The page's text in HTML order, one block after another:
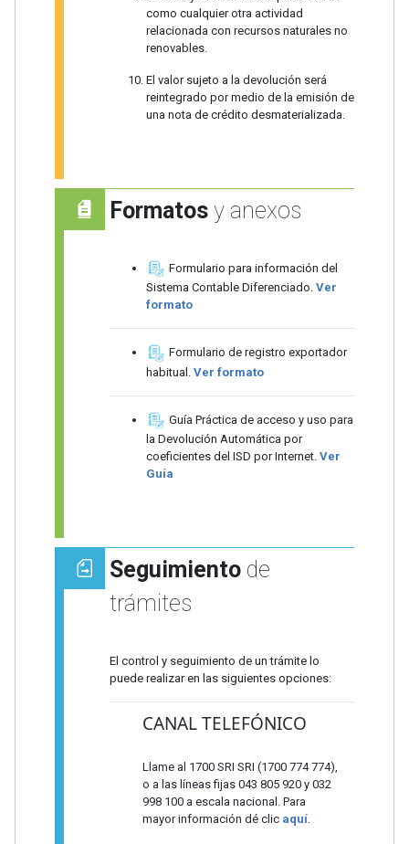
como cualquier otra actividad
relacionada con recursos naturales no
renovables.
El valor sujeto a la devolución será
reintegrado por medio de la emisión de
una nota de crédito desmaterializada.
Formatosy anexos
Formulario para información del
Sistema Contable Diferenciado. Ver
formato
Formulario de registro exportador
habitual. Ver formato
Guía Práctica de acceso y uso para
la Devolución Automática por
coeficientes del ISD por Internet. Ver
Guía
Seguimientode
trámites
El control y seguimiento de un trámite lo
puede realizar en las siguientes opciones:
CANAL TELEFÓNICO
Llame al 1700 SRI SRI (1700 774 774),
o a las líneas fijas 043 805 920 y 032
998 100 a escala nacional. Para
mayor información dé clic aquí.